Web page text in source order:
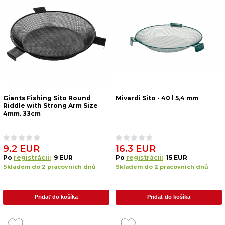
Giants Fishing Sito Round
Riddle with Strong Arm Size
4mm, 33cm
9.2 EUR
Po registrácii: 9 EUR
Skladem do 2 pracovních dnů
Pridať do košíka
Mivardi Sito - 40 l 5,4 mm
16.3 EUR
Po registrácii: 15 EUR
Skladem do 2 pracovních dnů
Pridať do košíka